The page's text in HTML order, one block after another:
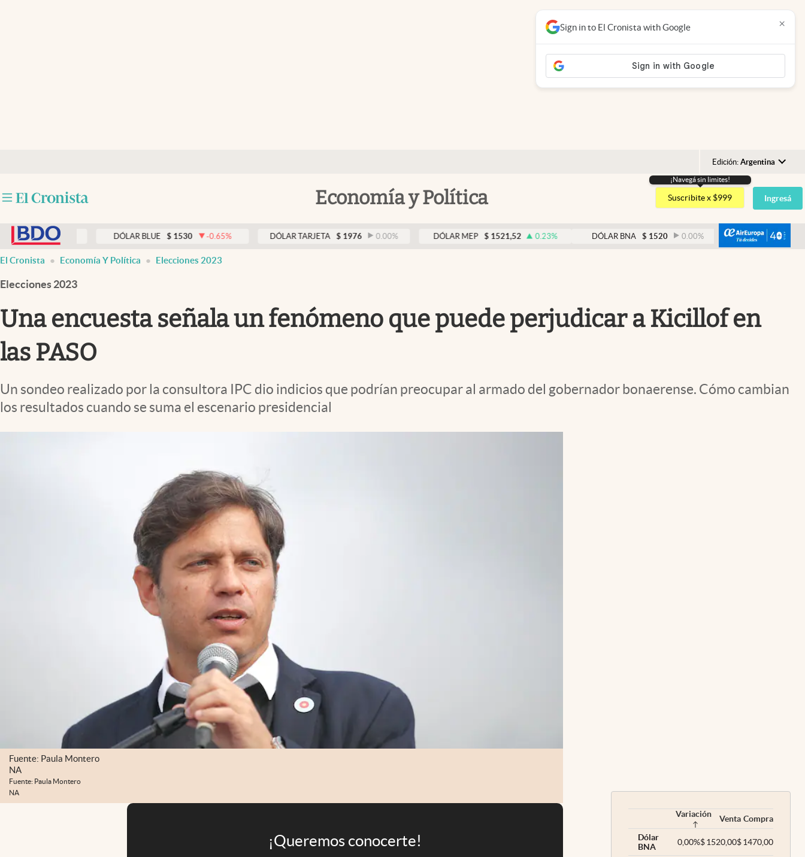
Edición: Argentina
Argentina
España
México
USA
Economía y Política
Otras secciones
Clima
Mundial 2026
El Cronista Studio
Mediakit
abre en nueva pestaña
¡Navegá sin limites!
Suscribite x $999 Ingresá
0.00% DÓLAR BLUE $ 1530 -0.65% DÓLAR TARJETA $ 1976 0.00% DÓLAR MEP $ 1521,52 0.23% DÓLAR BNA $ 1520 0.00% DÓLAR BLUE $
Sign in to El Cronista with Google ×
El Cronista Economía Y Política Elecciones 2023
Elecciones 2023
Una encuesta señala un fenómeno que puede perjudicar a Kicillof en
las PASO
Un sondeo realizado por la consultora IPC dio indicios que podrían preocupar al armado del gobernador bonaerense. Cómo cambian
los resultados cuando se suma el escenario presidencial
Fuente: Paula Montero
NA
Fuente: Paula Montero
NA
¡Queremos conocerte!
Variación Venta Compra
Dólar
BNA
0,00%$1520,00$1470,00